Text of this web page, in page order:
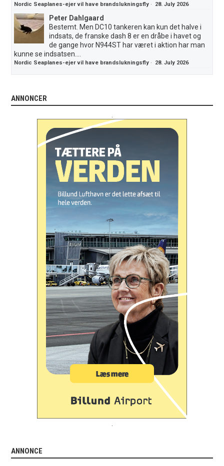
Nordic Seaplanes-ejer vil have brandslukningsfly · 28. July 2026
Peter Dahlgaard
Bestemt. Men DC10 tankeren kan kun det halve i
indsats, de franske dash 8 er en dråbe i havet og
de gange hvor N944ST har været i aktion har man
kunne se indsatsen....
Nordic Seaplanes-ejer vil have brandslukningsfly · 28. July 2026
ANNONCER
ANNONCE